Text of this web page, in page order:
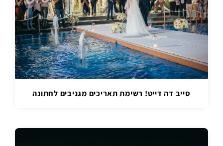
סייב דה דייט! רשימת תאריכים מגניבים לחתונה